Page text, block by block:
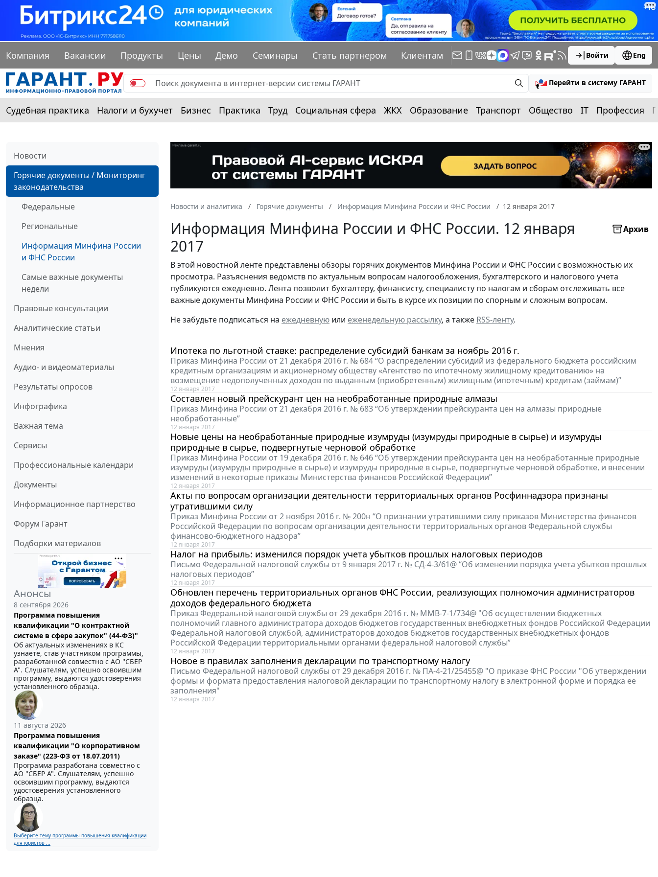
Компания Вакансии Продукты Цены Демо Семинары Стать партнером Клиентам Войти Eng
Перейти в систему ГАРАНТ
Судебная практика Налоги и бухучет Бизнес Практика Труд Социальная сфера ЖКХ Образование Транспорт Общество IT Профессия
Новости
Горячие документы / Мониторинг
законодательства
Федеральные
Региональные
Информация Минфина России
и ФНС России
Самые важные документы
недели
Правовые консультации
Аналитические статьи
Мнения
Аудио- и видеоматериалы
Результаты опросов
Инфографика
Важная тема
Сервисы
Профессиональные календари
Документы
Информационное партнерство
Форум Гарант
Подборки материалов
Анонсы
8 сентября 2026
Программа повышения
квалификации "О контрактной
системе в сфере закупок" (44-ФЗ)"
Об актуальных изменениях в КС
узнаете, став участником программы,
разработанной совместно с АО ''СБЕР
А". Слушателям, успешно освоившим
программу, выдаются удостоверения
установленного образца.
11 августа 2026
Программа повышения
квалификации "О корпоративном
заказе" (223-ФЗ от 18.07.2011)
Программа разработана совместно с
АО ''СБЕР А". Слушателям, успешно
освоившим программу, выдаются
удостоверения установленного
образца.
Выберите тему программы повышения квалификации
для юристов ...
Новости и аналитика Горячие документы Информация Минфина России и ФНС России 12 января 2017
Информация Минфина России и ФНС России. 12 января
2017
Архив
В этой новостной ленте представлены обзоры горячих документов Минфина России и ФНС России с возможностью их
просмотра. Разъяснения ведомств по актуальным вопросам налогообложения, бухгалтерского и налогового учета
публикуются ежедневно. Лента позволит бухгалтеру, финансисту, специалисту по налогам и сборам отслеживать все
важные документы Минфина России и ФНС России и быть в курсе их позиции по спорным и сложным вопросам.
Не забудьте подписаться на ежедневную или еженедельную рассылку, а также RSS-ленту.
Ипотека по льготной ставке: распределение субсидий банкам за ноябрь 2016 г.
Приказ Минфина России от 21 декабря 2016 г. № 684 “О распределении субсидий из федерального бюджета российским
кредитным организациям и акционерному обществу «Агентство по ипотечному жилищному кредитованию» на
возмещение недополученных доходов по выданным (приобретенным) жилищным (ипотечным) кредитам (займам)”
12 января 2017
Составлен новый прейскурант цен на необработанные природные алмазы
Приказ Минфина России от 21 декабря 2016 г. № 683 “Об утверждении прейскуранта цен на алмазы природные
необработанные”
12 января 2017
Новые цены на необработанные природные изумруды (изумруды природные в сырье) и изумруды
природные в сырье, подвергнутые черновой обработке
Приказ Минфина России от 19 декабря 2016 г. № 646 “Об утверждении прейскуранта цен на необработанные природные
изумруды (изумруды природные в сырье) и изумруды природные в сырье, подвергнутые черновой обработке, и внесении
изменений в некоторые приказы Министерства финансов Российской Федерации”
12 января 2017
Акты по вопросам организации деятельности территориальных органов Росфиннадзора признаны
утратившими силу
Приказ Минфина России от 2 ноября 2016 г. № 200н “О признании утратившими силу приказов Министерства финансов
Российской Федерации по вопросам организации деятельности территориальных органов Федеральной службы
финансово-бюджетного надзора”
12 января 2017
Налог на прибыль: изменился порядок учета убытков прошлых налоговых периодов
Письмо Федеральной налоговой службы от 9 января 2017 г. № СД-4-3/61@ “Об изменении порядка учета убытков прошлых
налоговых периодов”
12 января 2017
Обновлен перечень территориальных органов ФНС России, реализующих полномочия администраторов
доходов федерального бюджета
Приказ Федеральной налоговой службы от 29 декабря 2016 г. № ММВ-7-1/734@ "Об осуществлении бюджетных
полномочий главного администратора доходов бюджетов государственных внебюджетных фондов Российской Федерации
Федеральной налоговой службой, администраторов доходов бюджетов государственных внебюджетных фондов
Российской Федерации территориальными органами федеральной налоговой службы”
12 января 2017
Новое в правилах заполнения декларации по транспортному налогу
Письмо Федеральной налоговой службы от 29 декабря 2016 г. № ПА-4-21/25455@ "О приказе ФНС России "Об утверждении
формы и формата предоставления налоговой декларации по транспортному налогу в электронной форме и порядка ее
заполнения"
12 января 2017